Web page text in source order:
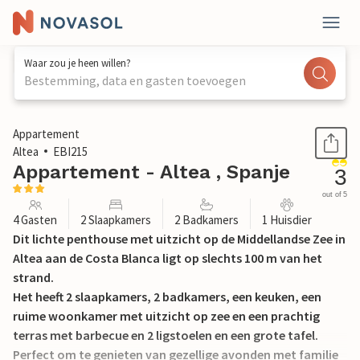
Waar zou je heen willen?
Bestemming, data en gasten toevoegen
1 / 19
Appartement
Altea
EBI215
Appartement - Altea , Spanje 3
out of 5
4 Gasten 2 Slaapkamers 2 Badkamers 1 Huisdier
Dit lichte penthouse met uitzicht op de Middellandse Zee in
Altea aan de Costa Blanca ligt op slechts 100 m van het
strand.
Het heeft 2 slaapkamers, 2 badkamers, een keuken, een
ruime woonkamer met uitzicht op zee en een prachtig
terras met barbecue en 2 ligstoelen en een grote tafel.
Perfect om te genieten van gezellige avonden met familie